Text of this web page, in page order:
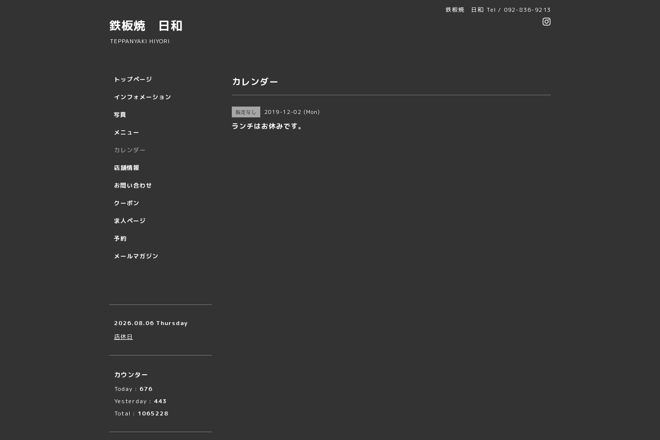
鉄板焼 日和 Tel / 092-836-9213
鉄板焼 日和
TEPPANYAKI HIYORI
カレンダー
指定なし 2019-12-02 (Mon)
ランチはお休みです。
トップページ
インフォメーション
写真
メニュー
カレンダー
店舗情報
お問い合わせ
クーポン
求人ページ
予約
メールマガジン
2026.08.06 Thursday
店休日
カウンター
Today : 676
Yesterday : 443
Total : 1065228